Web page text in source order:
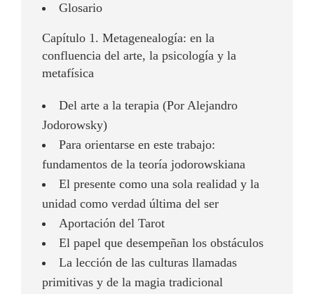
Glosario
Capítulo 1. Metagenealogía: en la
confluencia del arte, la psicología y la
metafísica
Del arte a la terapia (Por Alejandro
Jodorowsky)
Para orientarse en este trabajo:
fundamentos de la teoría jodorowskiana
El presente como una sola realidad y la
unidad como verdad última del ser
Aportación del Tarot
El papel que desempeñan los obstáculos
La lección de las culturas llamadas
primitivas y de la magia tradicional